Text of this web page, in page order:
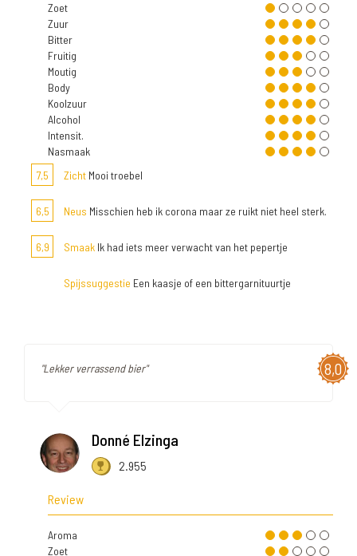
Zoet
Zuur
Bitter
Fruitig
Moutig
Body
Koolzuur
Alcohol
Intensit.
Nasmaak
7,5
Zicht Mooi troebel
6,5 Neus Misschien heb ik corona maar ze ruikt niet heel sterk.
6,9 Smaak Ik had iets meer verwacht van het pepertje
Spijssuggestie Een kaasje of een bittergarnituurtje
8,0
"Lekker verrassend bier"
Donné Elzinga
2.955
Review
Aroma
Zoet